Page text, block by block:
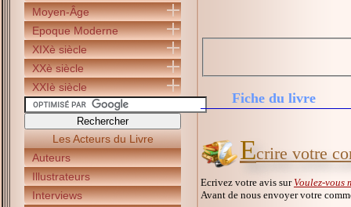
Moyen-Âge
Epoque Moderne
XIXè siècle
XXè siècle
XXIè siècle
Les Acteurs du Livre
Auteurs
Illustrateurs
Interviews
Fiche du livre
Ecrire votre
Ecrivez votre avis surVoulez-vous
Avant de nous envoyer votre